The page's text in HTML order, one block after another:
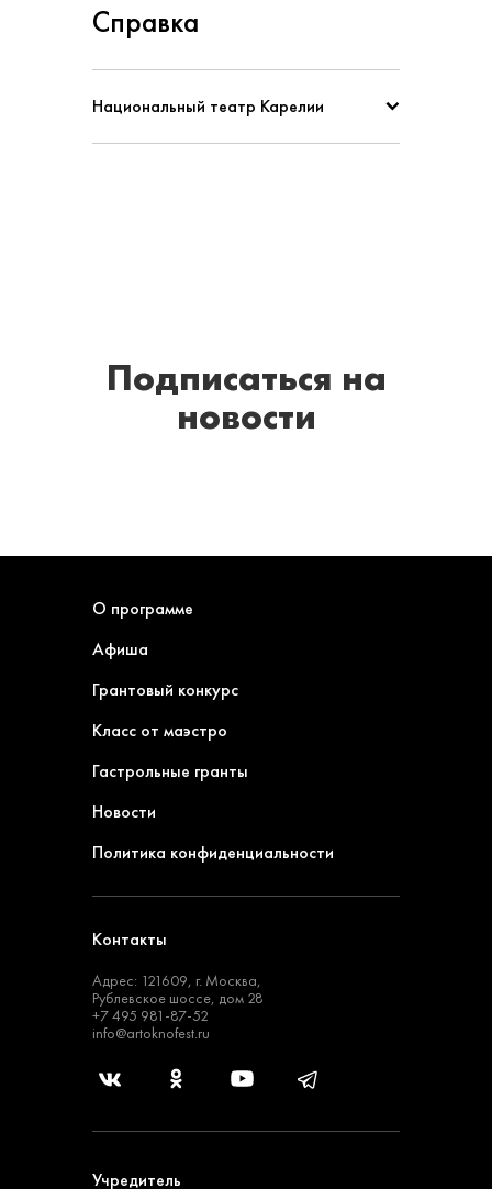
Справка
Национальный театр Карелии
Подписаться на
новости
О программе
Афиша
Грантовый конкурс
Класс от маэстро
Гастрольные гранты
Новости
Политика конфиденциальности
Контакты
Адрес: 121609, г. Москва,
Рублевское шоссе, дом 28
+7 495 981-87-52
info@artoknofest.ru
Учредитель